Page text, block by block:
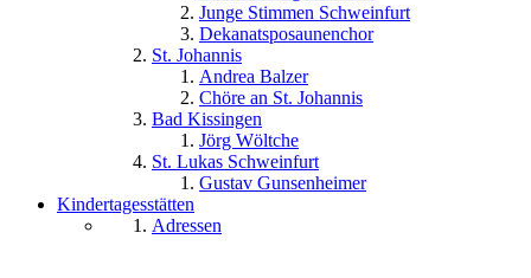
Junge Stimmen Schweinfurt
Dekanatsposaunenchor
St. Johannis
Andrea Balzer
Chöre an St. Johannis
Bad Kissingen
Jörg Wöltche
St. Lukas Schweinfurt
Gustav Gunsenheimer
Kindertagesstätten
Adressen